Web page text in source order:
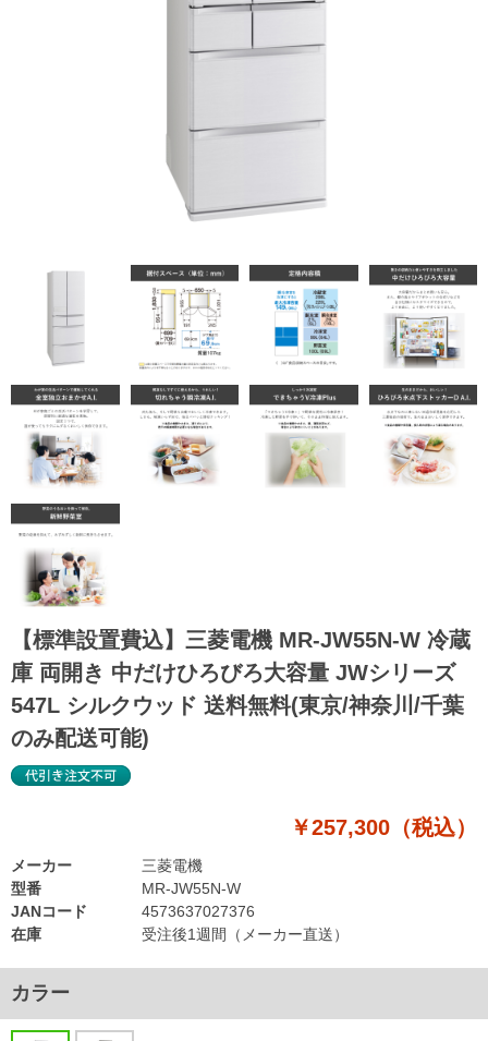
【標準設置費込】三菱電機 MR-JW55N-W 冷蔵
庫 両開き 中だけひろびろ大容量 JWシリーズ
547L シルクウッド 送料無料(東京/神奈川/千葉
のみ配送可能)
￥257,300（税込）
型番
MR-JW55N-W
JANコード
4573637027376
在庫
受注後1週間（メーカー直送）
メーカー 三菱電機
カラー